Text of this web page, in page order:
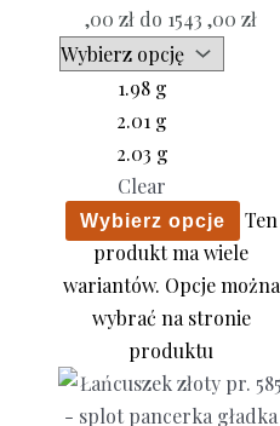
,00 zł do 1543 ,00 zł
1.98 g
2.01 g
2.03 g
Clear
Wybierz opcje
Ten
produkt ma wiele
wariantów. Opcje można
wybrać na stronie
produktu